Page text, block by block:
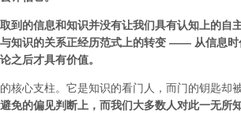
到的信息和知识并没有让我们具有认知上的自
与知识的关系正经历范式上的转变 —— 从信息时
之后才具有价值。
核心支柱。它是知识的看门人，而门的钥匙却
免的偏见判断上，而我们大多数人对此一无